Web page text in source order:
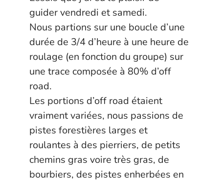
guider vendredi et samedi.
Nous partions sur une boucle d’une
durée de 3/4 d’heure à une heure de
roulage (en fonction du groupe) sur
une trace composée à 80% d’off
road.
Les portions d’off road étaient
vraiment variées, nous passions de
pistes forestières larges et
roulantes à des pierriers, de petits
chemins gras voire très gras, de
bourbiers, des pistes enherbées en